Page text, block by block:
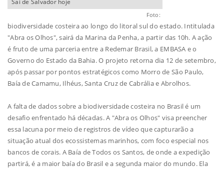
Sai de Salvador hoje
Foto:
biodiversidade costeira ao longo do litoral sul do estado. Intitulada
"Abra os Olhos", sairá da Marina da Penha, a partir das 10h. A ação
é fruto de uma parceria entre a Redemar Brasil, a EMBASA e o
Governo do Estado da Bahia. O projeto retorna dia 12 de setembro,
após passar por pontos estratégicos como Morro de São Paulo,
Baía de Camamu, Ilhéus, Santa Cruz de Cabrália e Abrolhos.
A falta de dados sobre a biodiversidade costeira no Brasil é um
desafio enfrentado há décadas. A "Abra os Olhos" visa preencher
essa lacuna por meio de registros de vídeo que capturarão a
situação atual dos ecossistemas marinhos, com foco especial nos
bancos de corais. A Baía de Todos os Santos, de onde a expedição
partirá, é a maior baía do Brasil e a segunda maior do mundo. Ela